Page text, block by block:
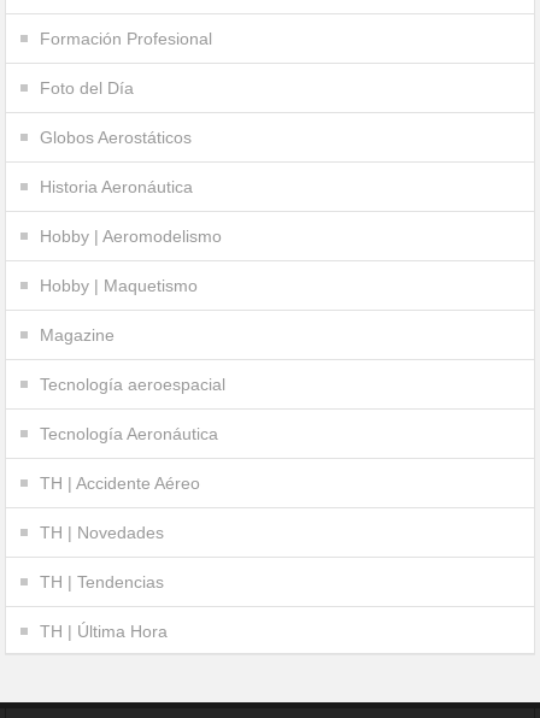
Formación Profesional
Foto del Día
Globos Aerostáticos
Historia Aeronáutica
Hobby | Aeromodelismo
Hobby | Maquetismo
Magazine
Tecnología aeroespacial
Tecnología Aeronáutica
TH | Accidente Aéreo
TH | Novedades
TH | Tendencias
TH | Última Hora